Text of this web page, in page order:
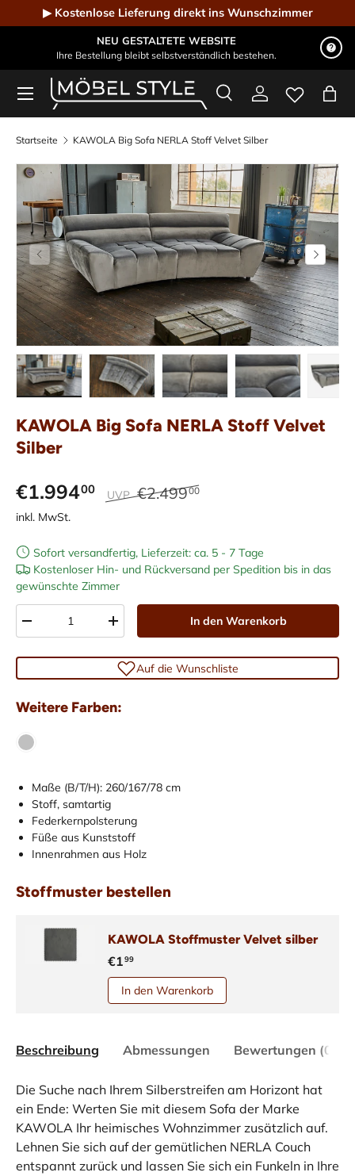
Direkt zum Inhalt
▶ Kostenlose Lieferung direkt ins Wunschzimmer
NEU GESTALTETE WEBSITE
Ihre Bestellung bleibt selbstverständlich bestehen.
Möbel Style - Der Online-Shop für Designmöbel
Suchen
SucheEinloggen
Menü
Startseite KAWOLA Big Sofa NERLA Stoff Velvet Silber
Vorherige Nächste
Bild 1 in Galerieansicht laden
Bild 2 in Galerieansicht laden
Bild 3 in Galerieansicht laden
Bild 4 in Bild 5
KAWOLA Big Sofa NERLA Stoff Velvet
Silber
€1.99400 UVP €2.49900
inkl. MwSt.
Sofort versandfertig, Lieferzeit: ca. 5 - 7 Tage
Kostenloser Hin- und Rückversand per Spedition bis in das
gewünschte Zimmer
-
+ In den Warenkorb
Auf die Wunschliste
Weitere Farben:
Maße (B/T/H): 260/167/78 cm
Stoff, samtartig
Federkernpolsterung
Füße aus Kunststoff
Innenrahmen aus Holz
Stoffmuster bestellen
KAWOLA Stoffmuster Velvet silber
€199
In den Warenkorb
Beschreibung Abmessungen Bewertungen (0)
Die Suche nach Ihrem Silberstreifen am Horizont hat
ein Ende: Werten Sie mit diesem Sofa der Marke
KAWOLA Ihr heimisches Wohnzimmer zusätzlich auf.
Lehnen Sie sich auf der gemütlichen NERLA Couch
entspannt zurück und lassen Sie sich ein Funkeln in Ihre